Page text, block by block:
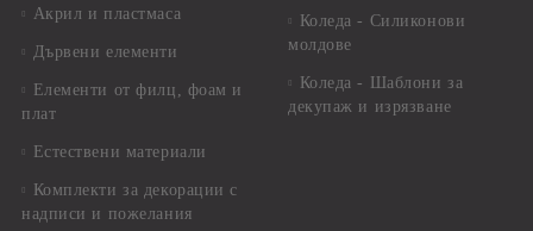
Акрил и пластмаса
Дървени елементи
Елементи от филц, фоам и
плат
Естествени материали
Комплекти за декорации с
надписи и пожелания
Коледа - Силиконови
молдове
Коледа - Шаблони за
декупаж и изрязване